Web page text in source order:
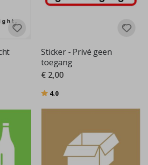
Sticker - Privé geen
toegang
€ 2,00
Beoordeling:
4.0